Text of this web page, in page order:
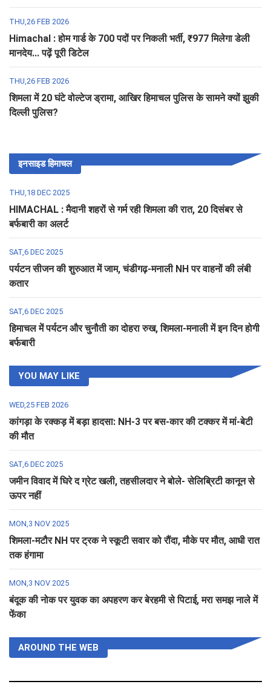
THU,26 FEB 2026
Himachal : होम गार्ड के 700 पदों पर निकली भर्ती, ₹977 मिलेगा डेली
मानदेय... पढ़ें पूरी डिटेल
THU,26 FEB 2026
शिमला में 20 घंटे वोल्टेज ड्रामा, आखिर हिमाचल पुलिस के सामने क्यों झुकी
दिल्ली पुलिस?
इनसाइड हिमाचल
THU,18 DEC 2025
HIMACHAL : मैदानी शहरों से गर्म रही शिमला की रात, 20 दिसंबर से
बर्फबारी का अलर्ट
SAT,6 DEC 2025
पर्यटन सीजन की शुरुआत में जाम, चंडीगढ़-मनाली NH पर वाहनों की लंबी
कतार
SAT,6 DEC 2025
हिमाचल में पर्यटन और चुनौती का दोहरा रुख, शिमला-मनाली में इन दिन होगी
बर्फबारी
YOU MAY LIKE
WED,25 FEB 2026
कांगड़ा के रक्कड़ में बड़ा हादसा: NH-3 पर बस-कार की टक्कर में मां-बेटी
की मौत
SAT,6 DEC 2025
जमीन विवाद में घिरे द ग्रेट खली, तहसीलदार ने बोले- सेलिब्रिटी कानून से
ऊपर नहीं
MON,3 NOV 2025
शिमला-मटौर NH पर ट्रक ने स्कूटी सवार को रौंदा, मौके पर मौत, आधी रात
तक हंगामा
MON,3 NOV 2025
बंदूक की नोक पर युवक का अपहरण कर बेरहमी से पिटाई, मरा समझ नाले में
फेंका
AROUND THE WEB